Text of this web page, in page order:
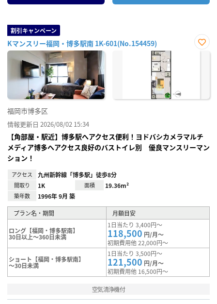
割引キャンペーン
Kマンスリー福岡・博多駅南 1K-601(No.154459)
お気
福岡市博多区
情報更新日 2026/08/02 15:34
【角部屋・駅近】博多駅へアクセス便利！ヨドバシカメラマルチ
メディア博多へアクセス良好のバストイレ別 優良マンスリーマン
ション！
アクセス 九州新幹線「博多駅」徒歩8分
間取り 1K 面積 19.36m²
築年数 1996年 9月 築
プラン名・期間 月額目安
ロング【福岡・博多駅南】
30日以上～360日未満
1日当たり 3,400円～
118,500 円/月～
初期費用他 22,000円～
ショート【福岡・博多駅南】
～30日未満
1日当たり 3,500円～
121,500 円/月～
初期費用他 16,500円～
空気清浄機付